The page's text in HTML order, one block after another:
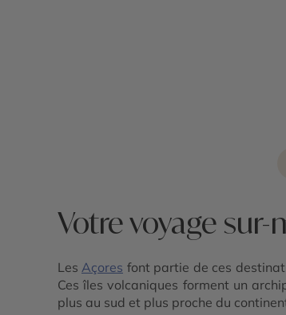
Votre voyage sur-
Les Açores font partie de ces
Ces îles volcaniques forment un
plus au sud et plus proche du